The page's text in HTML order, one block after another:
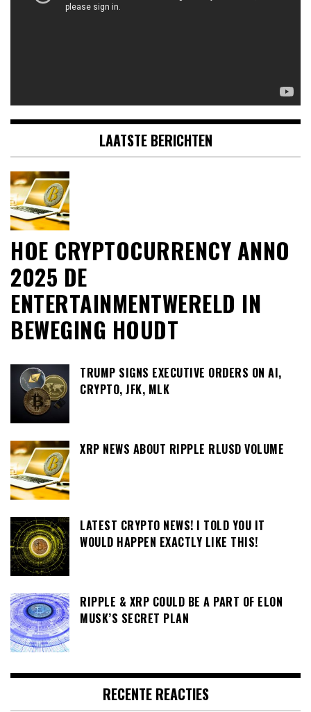
LAATSTE BERICHTEN
HOE CRYPTOCURRENCY ANNO
2025 DE
ENTERTAINMENTWERELD IN
BEWEGING HOUDT
TRUMP SIGNS EXECUTIVE ORDERS ON AI,
CRYPTO, JFK, MLK
XRP NEWS ABOUT RIPPLE RLUSD VOLUME
LATEST CRYPTO NEWS! I TOLD YOU IT
WOULD HAPPEN EXACTLY LIKE THIS!
RIPPLE & XRP COULD BE A PART OF ELON
MUSK’S SECRET PLAN
RECENTE REACTIES